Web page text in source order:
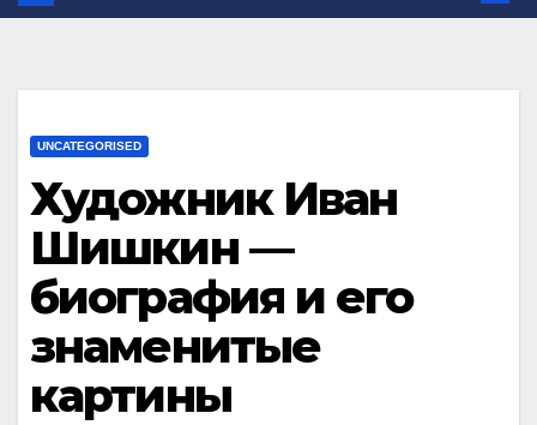
UNCATEGORISED
Художник Иван
Шишкин —
биография и его
знаменитые
картины